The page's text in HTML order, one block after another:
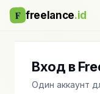
F freelance.id
Вход в
Один аккаунт